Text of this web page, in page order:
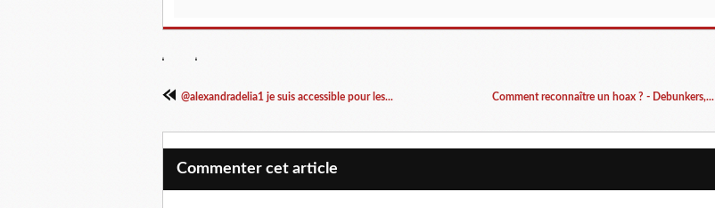
@alexandradelia1 je suis accessible pour les... Comment reconnaître un hoax ? - Debunkers,...
Commenter cet article